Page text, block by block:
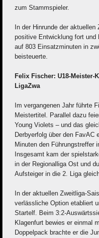
zum Stammspieler.
In der Hinrunde der
positive Entwicklung fort und
auf 803 Einsatzminuten in
beisteuerte.
Felix Fischer: U18-
LigaZwa
Im vergangenen Jahr führte
Meistertitel. Parallel dazu
Young Violets – und das
Derbyerfolg über den FavAC
Minuten den Führungstreffer
Insgesamt kam der
in der Regionalliga Ost und
Aufsteiger in die 2. Liga
In der aktuellen Zweitliga-
verlässliche Option etabliert
Startelf. Beim 3:2-
Klagenfurt bewies er einmal
Doppelpack brachte er die